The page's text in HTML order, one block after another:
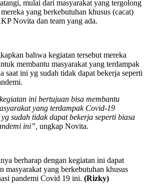
mulai dari masyarakat yang tergolong
yang berkebutuhan khusus (cacat)
Novita dan team yang ada.
bahwa kegiatan tersebut mereka
membantu masyarakat yang terdampak
saat ini yg sudah tidak dapat bekerja seperti
ini bertujuan bisa membantu
yang terdampak Covid-19
sudah tidak dapat bekerja seperti biasa
ini”, ungkap Novita.
berharap dengan kegiatan ini dapat
masyarakat yang berkebutuhan khusus
pandemi Covid 19 ini. (Rizky)